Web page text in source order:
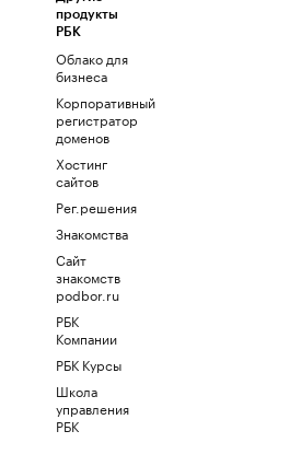
продукты
РБК
Облако для
бизнеса
Корпоративный
регистратор
доменов
Хостинг
сайтов
Рег.решения
Знакомства
Сайт
знакомств
podbor.ru
РБК
Компании
РБК Курсы
Школа
управления
РБК